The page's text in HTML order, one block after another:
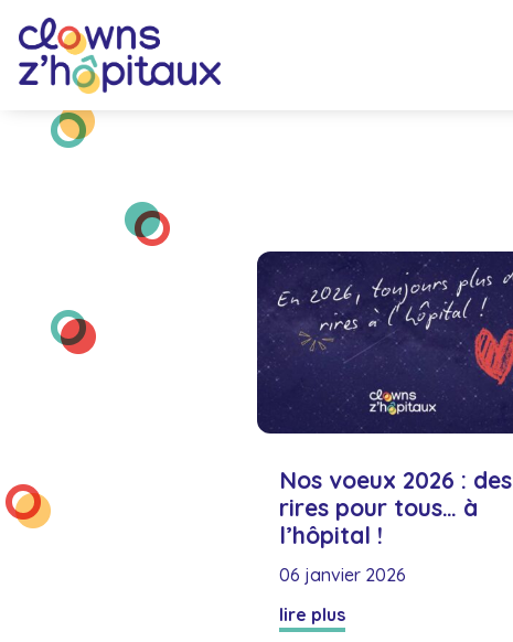
Nos voeux 2026 : des
rires pour tous… à
l’hôpital !
06 janvier 2026
lire plus